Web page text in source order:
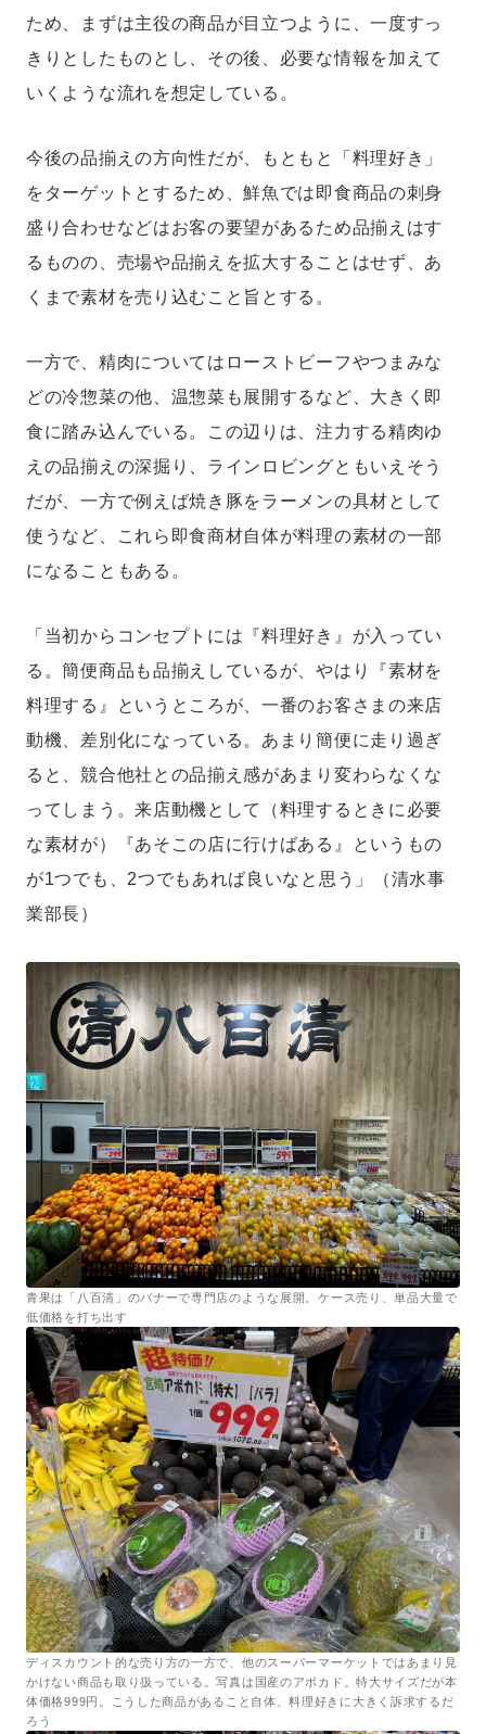
ため、まずは主役の商品が目立つように、一度すっ
きりとしたものとし、その後、必要な情報を加えて
いくような流れを想定している。
今後の品揃えの方向性だが、もともと「料理好き」
をターゲットとするため、鮮魚では即食商品の刺身
盛り合わせなどはお客の要望があるため品揃えはす
るものの、売場や品揃えを拡大することはせず、あ
くまで素材を売り込むこと旨とする。
一方で、精肉についてはローストビーフやつまみな
どの冷惣菜の他、温惣菜も展開するなど、大きく即
食に踏み込んでいる。この辺りは、注力する精肉ゆ
えの品揃えの深掘り、ラインロビングともいえそう
だが、一方で例えば焼き豚をラーメンの具材として
使うなど、これら即食商材自体が料理の素材の一部
になることもある。
「当初からコンセプトには『料理好き』が入ってい
る。簡便商品も品揃えしているが、やはり『素材を
料理する』というところが、一番のお客さまの来店
動機、差別化になっている。あまり簡便に走り過ぎ
ると、競合他社との品揃え感があまり変わらなくな
ってしまう。来店動機として（料理するときに必要
な素材が）『あそこの店に行けばある』というもの
が1つでも、2つでもあれば良いなと思う」（清水事
業部長）
青果は「八百清」のバナーで専門店のような展開。ケース売り、単品大量で
低価格を打ち出す
ディスカウント的な売り方の一方で、他のスーパーマーケットではあまり見
かけない商品も取り扱っている。写真は国産のアボカド。特大サイズだが本
体価格999円。こうした商品があること自体、料理好きに大きく訴求するだ
ろう